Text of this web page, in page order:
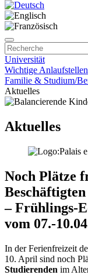
Universität
Wichtige Anlaufstellen
Familie & Studium/
Aktuelles
Aktuelles
Noch Plätze
– Frühlings-
vom 07.-
In der Ferienfreizeit
10. April sind noch
Studierenden im